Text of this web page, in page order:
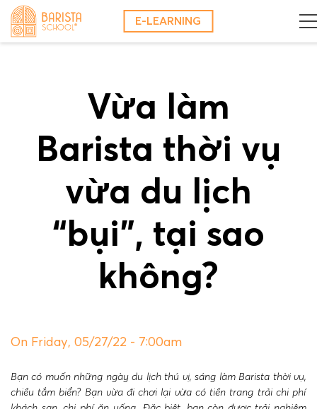
Skip
content
E-LEARNING
Vừa làm
Barista thời vụ
vừa du lịch
“bụi”, tại sao
không?
On Friday, 05/27/22 - 7:00am
Bạn có muốn những ngày du lịch thú vị, sáng làm Barista thời vụ,
chiều tắm biển? Bạn vừa đi chơi lại vừa có tiền trang trải chi phí